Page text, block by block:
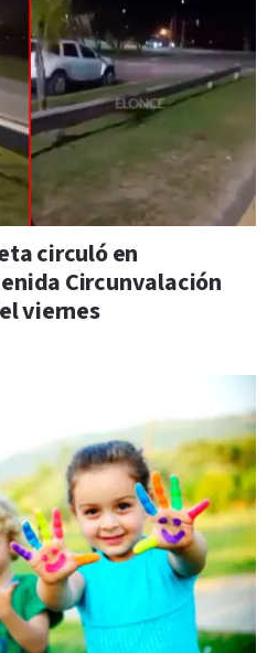
circuló en
Circunvalación
viernes